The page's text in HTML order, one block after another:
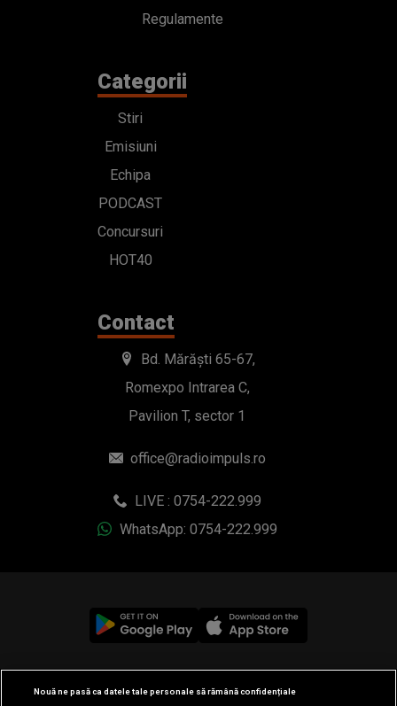
Regulamente
Categorii
Stiri
Emisiuni
Echipa
PODCAST
Concursuri
HOT40
Contact
Bd. Mărăști 65-67,
Romexpo Intrarea C,
Pavilion T, sector 1
office@radioimpuls.ro
LIVE : 0754-222.999
WhatsApp: 0754-222.999
© 2019-2026 DOGAN MEDIA INTERNATIONAL SA, Toate
drepturile rezervate.
Nouă ne pasă ca datele tale personale să rămână confidențiale